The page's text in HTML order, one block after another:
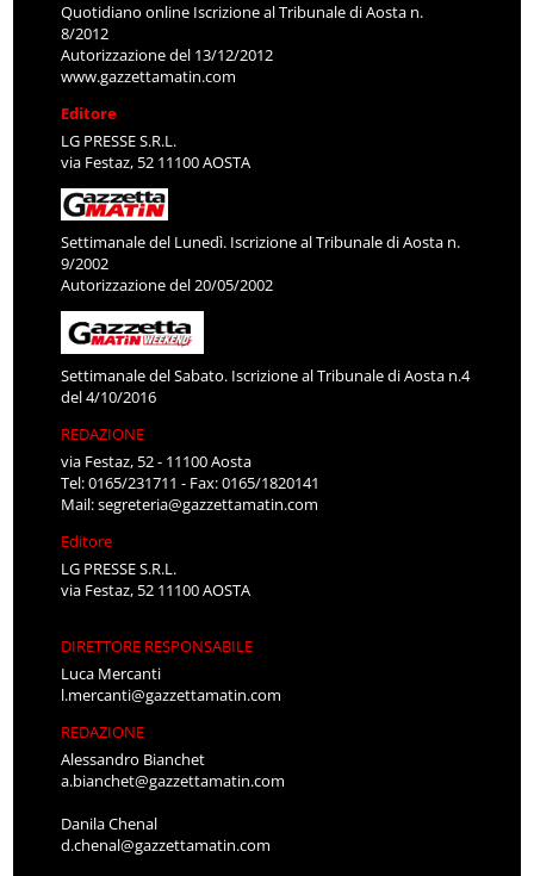
Quotidiano online Iscrizione al Tribunale di Aosta n.
8/2012
Autorizzazione del 13/12/2012
www.gazzettamatin.com
Editore
LG PRESSE S.R.L.
via Festaz, 52 11100 AOSTA
Settimanale del Lunedì. Iscrizione al Tribunale di Aosta n.
9/2002
Autorizzazione del 20/05/2002
Settimanale del Sabato. Iscrizione al Tribunale di Aosta n.4
del 4/10/2016
REDAZIONE
via Festaz, 52 - 11100 Aosta
Tel: 0165/231711 - Fax: 0165/1820141
Mail:segreteria@gazzettamatin.com
Editore
LG PRESSE S.R.L.
via Festaz, 52 11100 AOSTA
DIRETTORE RESPONSABILE
Luca Mercanti
l.mercanti@gazzettamatin.com
REDAZIONE
Alessandro Bianchet
a.bianchet@gazzettamatin.com
Danila Chenal
d.chenal@gazzettamatin.com